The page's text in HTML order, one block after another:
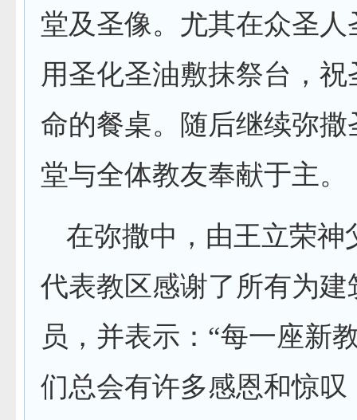
堂及圣像。尤其在众圣
用圣化圣油敷抹祭台，
命的餐桌。随后继续弥
堂与全体教友奉献于主。
在弥撒中，由王立荣神
代表教区感谢了所有为
员，并表示：“每一座新
们总会有许多感恩和惊